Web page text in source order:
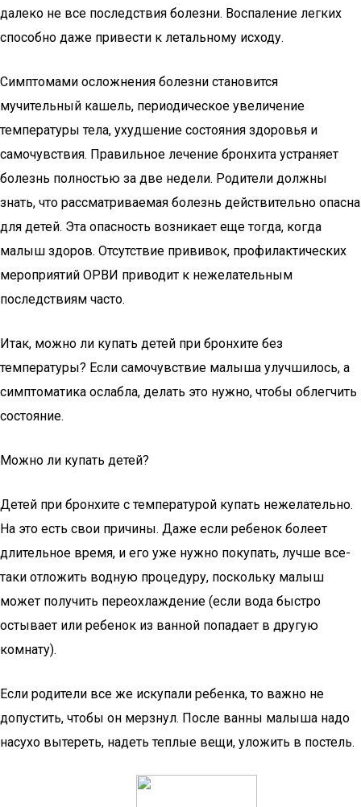
далеко не все последствия болезни. Воспаление легких
способно даже привести к летальному исходу.
Симптомами осложнения болезни становится
мучительный кашель, периодическое увеличение
температуры тела, ухудшение состояния здоровья и
самочувствия. Правильное лечение бронхита устраняет
болезнь полностью за две недели. Родители должны
знать, что рассматриваемая болезнь действительно опасна
для детей. Эта опасность возникает еще тогда, когда
малыш здоров. Отсутствие прививок, профилактических
мероприятий ОРВИ приводит к нежелательным
последствиям часто.
Итак, можно ли купать детей при бронхите без
температуры? Если самочувствие малыша улучшилось, а
симптоматика ослабла, делать это нужно, чтобы облегчить
состояние.
Можно ли купать детей?
Детей при бронхите с температурой купать нежелательно.
На это есть свои причины. Даже если ребенок болеет
длительное время, и его уже нужно покупать, лучше все-
таки отложить водную процедуру, поскольку малыш
может получить переохлаждение (если вода быстро
остывает или ребенок из ванной попадает в другую
комнату).
Если родители все же искупали ребенка, то важно не
допустить, чтобы он мерзнул. После ванны малыша надо
насухо вытереть, надеть теплые вещи, уложить в постель.